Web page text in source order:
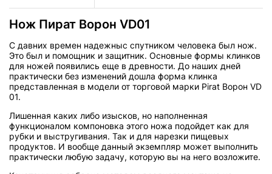
Нож Пират Ворон VD01
С давних времен надежныс спутником человека был нож.
Это был и помощник и защитник. Основные формы клинков
для ножей появились еще в древности. До наших дней
практически без изменений дошла форма клинка
представленная в модели от торговой марки Pirat Ворон VD
01.
Лишенная каких либо изысков, но наполненная
функционалом компоновка этого ножа подойдет как для
рубки и выстругивания. Так и для нарезки пищевых
продуктов. И вообще данный экземпляр может выполнить
практически любую задачу, которую вы на него возложите.